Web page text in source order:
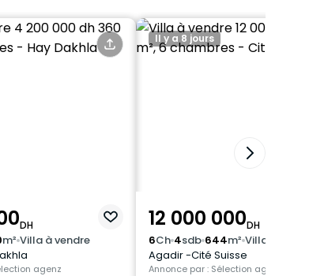
le secteur de Sonaba.
une visite.
DH
m² Villa à vendre
agenz
Il y a 8 jours
12 000 000DH
6Ch 4sdb 644m² Villa à vendre
Agadir -Cité Suisse
Annonce par : Sélection agenz